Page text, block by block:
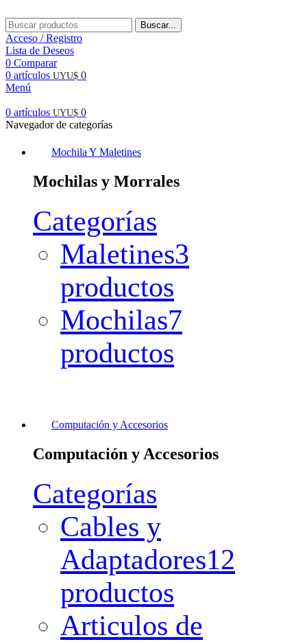
Buscar...
Acceso / Registro
Lista de Deseos
0 Comparar
0 artículos UYU$ 0
Menú
0 artículos UYU$ 0
Navegador de categorías
Mochila Y Maletines
Mochilas y Morrales
Categorías
Maletines3
productos
Mochilas7
productos
Computación y Accesorios
Computación y Accesorios
Categorías
Cables y
Adaptadores12
productos
Articulos de